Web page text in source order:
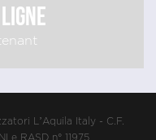
L’Aquila Italy - C.F.
e RASD n° 11975